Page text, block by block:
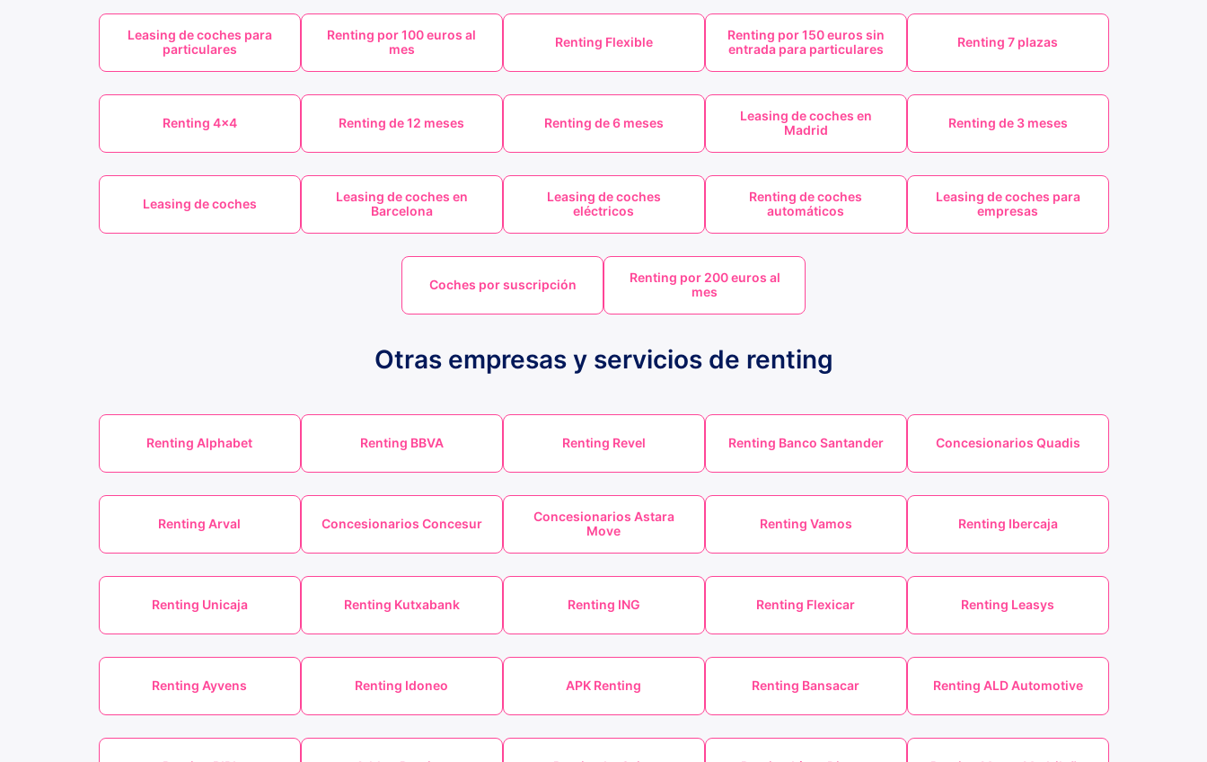
Leasing de coches para
particulares
Renting por 100 euros al
mes
Renting Flexible
Renting por 150 euros sin
entrada para particulares
Renting 7 plazas
Renting 4x4 Renting de 12 meses Renting de 6 meses
Leasing de coches en
Madrid
Renting de 3 meses
Leasing de coches
Leasing de coches en
Barcelona
Leasing de coches
eléctricos
Renting de coches
automáticos
Leasing de coches para
empresas
Coches por suscripción
Renting por 200 euros al
mes
Otras empresas y servicios de renting
Renting Alphabet Renting BBVA Renting Revel Renting Banco Santander Concesionarios Quadis
Renting Arval Concesionarios Concesur
Concesionarios Astara
Move
Renting Vamos Renting Ibercaja
Renting Unicaja Renting Kutxabank Renting ING Renting Flexicar Renting Leasys
Renting Ayvens Renting Idoneo APK Renting Renting Bansacar Renting ALD Automotive